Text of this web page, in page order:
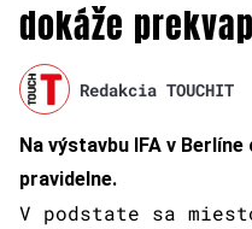
dokáže
Redakcia TOUCHIT
Na výstavbu IFA v
pravidelne.
V podstate sa